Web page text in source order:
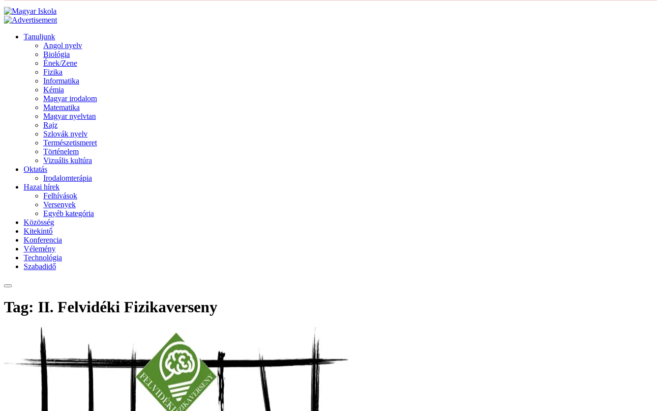
Tanuljunk
Angol nyelv
Biológia
Ének/Zene
Fizika
Informatika
Kémia
Magyar irodalom
Matematika
Magyar nyelvtan
Rajz
Szlovák nyelv
Természetismeret
Történelem
Vizuális kultúra
Oktatás
Irodalomterápia
Hazai hírek
Felhívások
Versenyek
Egyéb kategória
Közösség
Kitekintő
Konferencia
Vélemény
Technológia
Szabadidő
Tag: II. Felvidéki Fizikaverseny